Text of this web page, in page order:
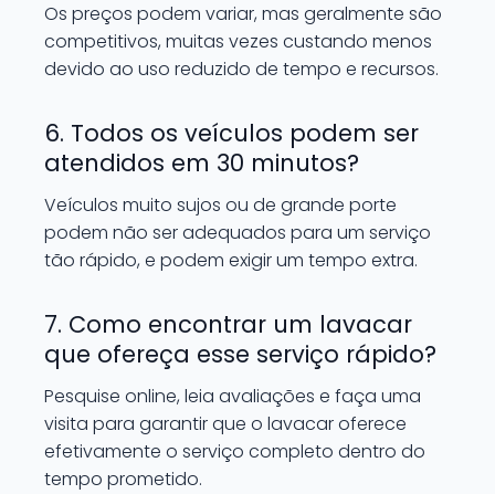
Os preços podem variar, mas geralmente são
competitivos, muitas vezes custando menos
devido ao uso reduzido de tempo e recursos.
6. Todos os veículos podem ser
atendidos em 30 minutos?
Veículos muito sujos ou de grande porte
podem não ser adequados para um serviço
tão rápido, e podem exigir um tempo extra.
7. Como encontrar um lavacar
que ofereça esse serviço rápido?
Pesquise online, leia avaliações e faça uma
visita para garantir que o lavacar oferece
efetivamente o serviço completo dentro do
tempo prometido.